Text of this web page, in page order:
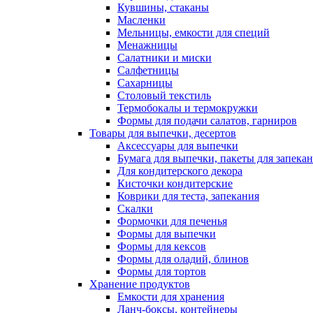
Кувшины, стаканы
Масленки
Мельницы, емкости для специй
Менажницы
Салатники и миски
Салфетницы
Сахарницы
Столовый текстиль
Термобокалы и термокружки
Формы для подачи салатов, гарниров
Товары для выпечки, десертов
Аксессуары для выпечки
Бумага для выпечки, пакеты для
Для кондитерского декора
Кисточки кондитерские
Коврики для теста, запекания
Скалки
Формочки для печенья
Формы для выпечки
Формы для кексов
Формы для оладий, блинов
Формы для тортов
Хранение продуктов
Емкости для хранения
Ланч-боксы, контейнеры